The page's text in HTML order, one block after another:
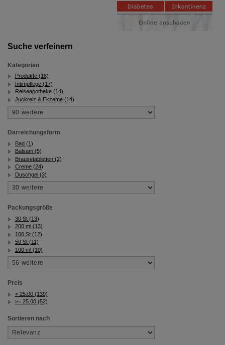
Suche verfeinern
Kategorien
Produkte (18)
Intimpflege (17)
Reiseapotheke (14)
Juckreiz & Ekzeme (14)
Darreichungsform
Bad (1)
Balsam (5)
Brausetabletten (2)
Creme (24)
Duschgel (3)
Packungsgröße
30 St (13)
200 ml (13)
100 St (12)
50 St (11)
100 ml (10)
Preis
< 25.00 (139)
>= 25.00 (52)
Sortieren nach